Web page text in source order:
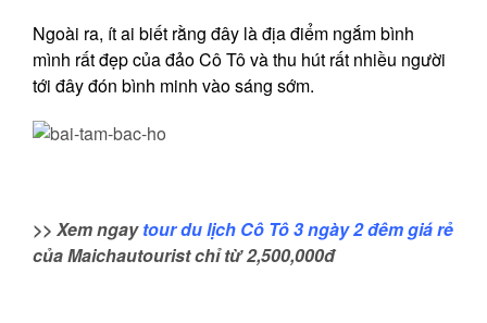
Ngoài ra, ít ai biết rằng đây là địa điểm ngắm bình
mình rất đẹp của đảo Cô Tô và thu hút rất nhiều người
tới đây đón bình minh vào sáng sớm.
>> Xem ngaytour du lịch Cô Tô 3 ngày 2 đêm giá rẻ
của Maichautourist chỉ từ 2,500,000đ